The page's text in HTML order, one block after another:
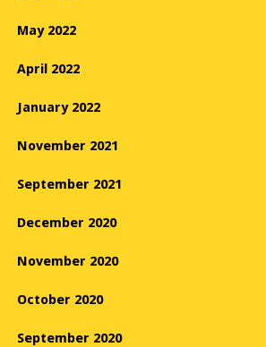
May 2022
April 2022
January 2022
November 2021
September 2021
December 2020
November 2020
October 2020
September 2020